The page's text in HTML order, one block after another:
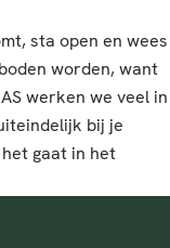
sta open en wees
worden, want
werken we veel in
bij je
gaat in het